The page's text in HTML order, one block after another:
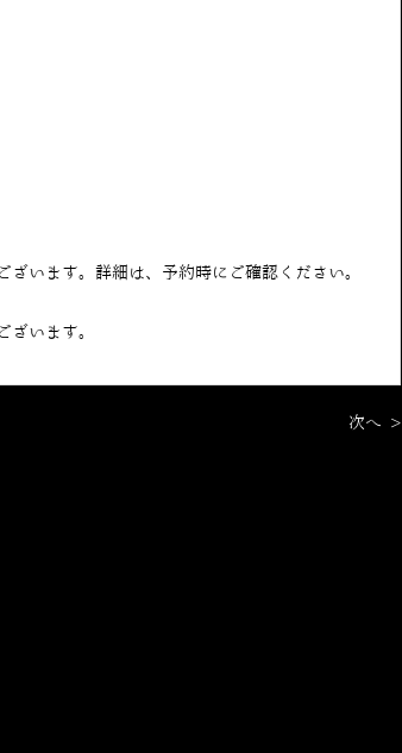
います。詳細は、予約時にご確認ください。
います。
次へ >